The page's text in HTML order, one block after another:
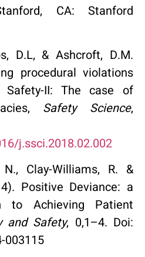
CA: Stanford
D.L, & Ashcroft, D.M.
procedural violations
Safety-II: The case of
Safety Science
j.ssci.2018.02.002
N., Clay-Williams, R. &
Positive Deviance: a
to Achieving Patient
and Safety , 0,1–4. Doi:
003115